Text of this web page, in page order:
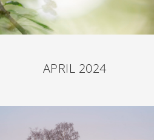
APRIL 2024